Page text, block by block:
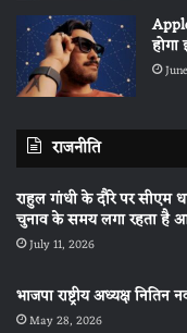
होगा
राजनीति
राहुल गांधी के दौरे पर सीएम
चुनाव के समय लगा रहता है
July 11, 2026
भाजपा राष्ट्रीय अध्यक्ष
May 28, 2026